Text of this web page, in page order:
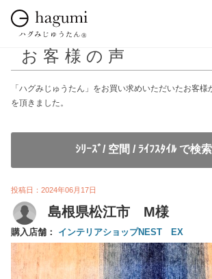
お客様の声
「ハグみじゅうたん」をお買い求めいただいたお客様
を頂きました。
ｼﾘｰｽﾞ/ 空間 / ﾗｲﾌｽﾀｲﾙ で検索
投稿日：2024年06月17日
島根県松江市 M様
購入店舗： インテリアショップNEST EX